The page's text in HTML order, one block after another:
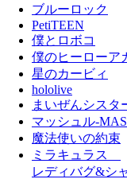
ブルーロック
PetiTEEN
僕とロボコ
僕のヒーローア
星のカービィ
hololive
まいぜんシスタ
マッシュル-
魔法使いの約束
ミラキュラス
レディバグ&シ